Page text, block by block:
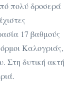
πολύ δροσερά
17 βαθμούς
Καλογριάς,
Στη δυτική ακτή